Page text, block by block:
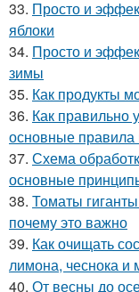
33. Просто и
яблоки
34. Просто и
зимы
35. Как продукты
36. Как правильно
основные правила
37. Схема
основные
38. Томаты
почему это важно
39. Как очищать
лимона, чеснока и
40. От весны до